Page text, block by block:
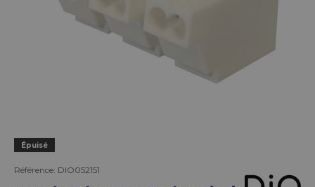
Épuisé
Référence: DIO052151